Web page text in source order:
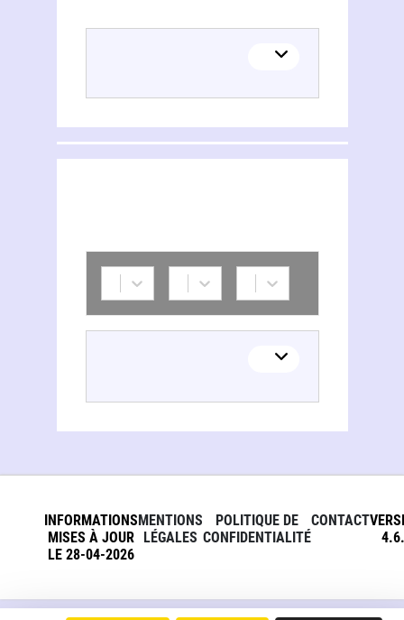
INFORMATIONS
MISES À JOUR
LE 28-04-2026
MENTIONS
LÉGALES
POLITIQUE DE
CONFIDENTIALITÉ
CONTACT